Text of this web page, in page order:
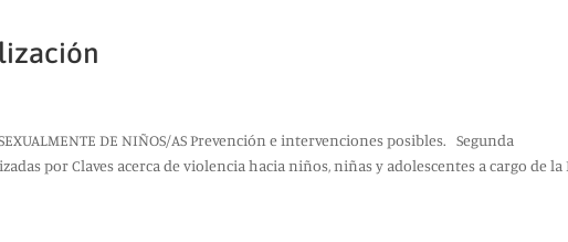
SEXUALMENTE DE NIÑOS/AS Prevención e intervenciones posibles. Segunda
por Claves acerca de violencia hacia niños, niñas y adolescentes a cargo de la